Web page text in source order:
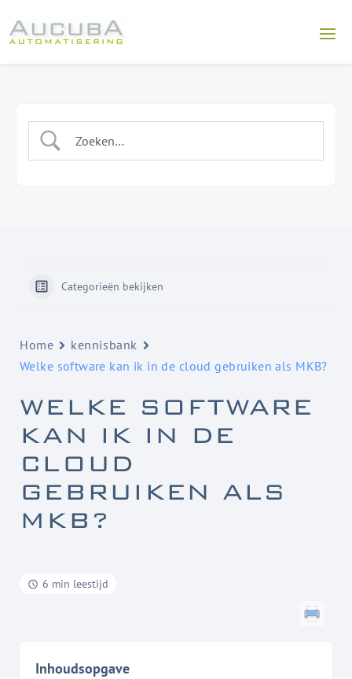
Categorieën bekijken
Home
kennisbank
Welke software kan ik in de cloud gebruiken als MKB?
WELKE SOFTWARE
KAN IK IN DE
CLOUD
GEBRUIKEN ALS
MKB?
6 min leestijd
Inhoudsopgave